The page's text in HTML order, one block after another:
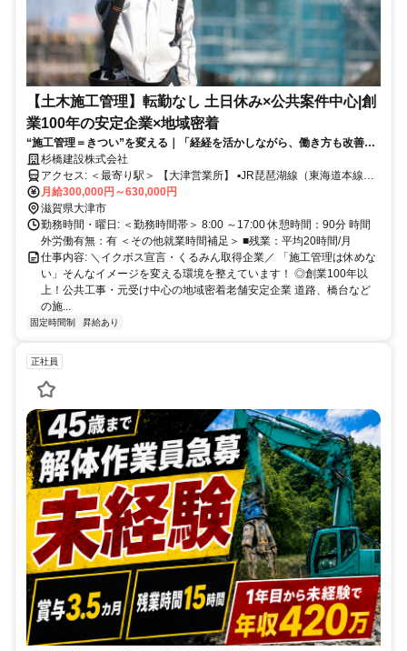
【土木施工管理】転勤なし 土日休み×公共案件中心|創
業100年の安定企業×地域密着
“施工管理＝きつい”を変える｜「経経を活かしながら、働き方も改善し
たい」 そんな方へ。公共工事・元請け中心だからこそ、無理のない施工
管理が可能です！
杉橋建設株式会社
アクセス: ＜最寄り駅＞ 【大津営業所】 ▪JR琵琶湖線（東海道本線）
「膳所（ぜぜ）駅」 徒歩約 10〜12分 ▪京阪石山坂本線「京阪膳所
駅」 徒歩約 10〜12分 【本社】 JR西日本 湖西線／近江今津駅より徒
歩約12分
月給300,000円～630,000円
滋賀県大津市
勤務時間・曜日: ＜勤務時間帯＞ 8:00 ～17:00 休憩時間：90分 時間
外労働有無：有 ＜その他就業時間補足＞ ■残業：平均20時間/月
仕事内容: ＼イクボス宣言・くるみん取得企業／ 「施工管理は休めな
い」そんなイメージを変える環境を整えています！ ◎創業100年以
上！公共工事・元受け中心の地域密着老舗安定企業 道路、橋台など
の施...
固定時間制 昇給あり
正社員